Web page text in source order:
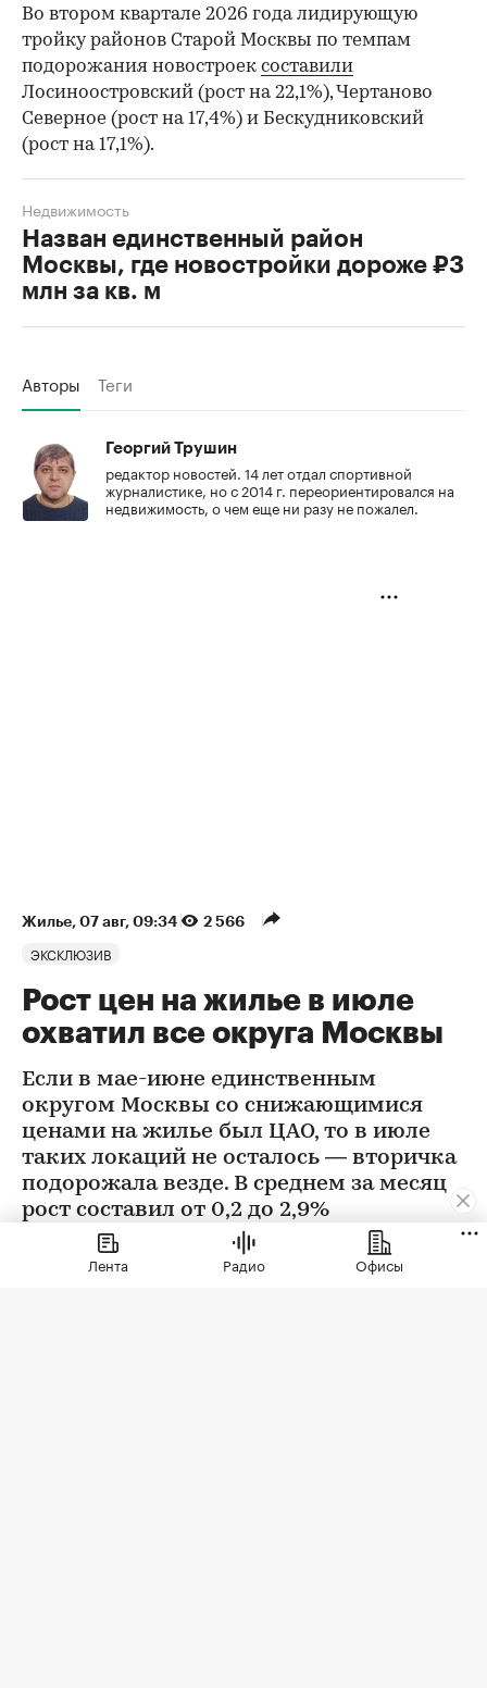
Во втором квартале 2026 года лидирующую
тройку районов Старой Москвы по темпам
подорожания новостроек составили
Лосиноостровский (рост на 22,1%), Чертаново
Северное (рост на 17,4%) и Бескудниковский
(рост на 17,1%).
Назван единственный район
Москвы, где новостройки дороже ₽3
млн за кв. м
Недвижимость
Авторы Теги
Георгий Трушин
редактор новостей. 14 лет отдал спортивной
журналистике, но с 2014 г. переориентировался на
недвижимость, о чем еще ни разу не пожалел.
Жилье⁠, 07 авг, 09:34 2 566
ЭКСКЛЮЗИВ
Рост цен на жилье в июле
охватил все округа Москвы
Если в мае-июне единственным
округом Москвы со снижающимися
ценами на жилье был ЦАО, то в июле
таких локаций не осталось — вторичка
подорожала везде. В среднем за месяц
рост составил от 0,2 до 2,9%
Лента Радио Офисы